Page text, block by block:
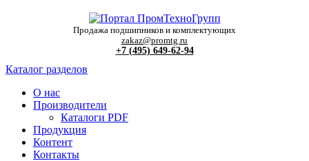
Продажа подшипников и комплектующих
zakaz@promtg.ru
+7 (495) 649-62-94
Каталог разделов
О нас
Производители
Каталоги PDF
Продукция
Контент
Контакты